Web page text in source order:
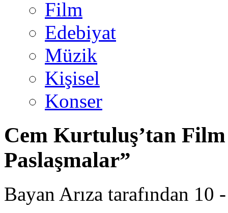
Film
Edebiyat
Müzik
Kişisel
Konser
Cem Kurtuluş’tan
Paslaşmalar”
Bayan Arıza tarafından 10